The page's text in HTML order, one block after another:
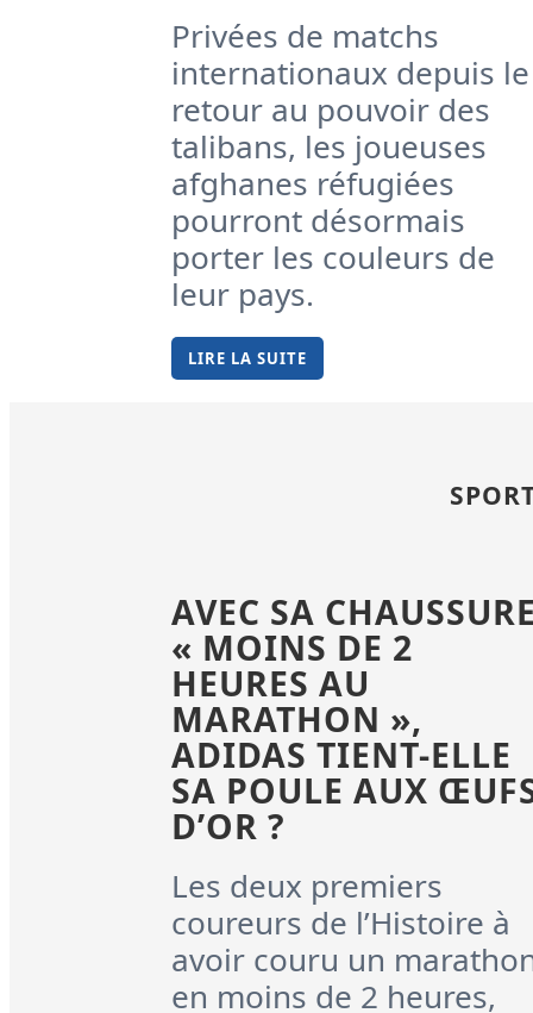
Privées de matchs
internationaux depuis le
retour au pouvoir des
talibans, les joueuses
afghanes réfugiées
pourront désormais
porter les couleurs de
leur pays.
LIRE LA SUITE
AVEC SA
« MOINS DE 2
HEURES AU
MARATHON »,
ADIDAS TIENT-ELLE
SA POULE AUX
D’OR ?
Les deux premiers
coureurs de l’Histoire à
avoir couru un
en moins de 2 heures,